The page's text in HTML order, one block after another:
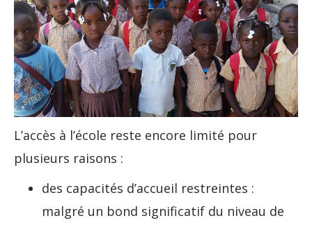
L’accès à l’école reste encore limité pour
plusieurs raisons :
des capacités d’accueil restreintes :
malgré un bond significatif du niveau de